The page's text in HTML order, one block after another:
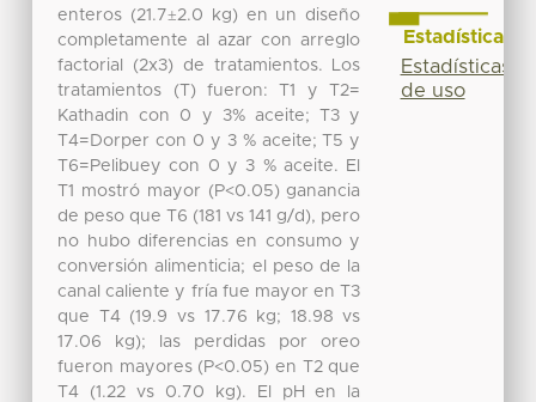
enteros (21.7±2.0 kg) en un diseño
completamente al azar con arreglo
factorial (2x3) de tratamientos. Los
tratamientos (T) fueron: T1 y T2=
Kathadin con 0 y 3% aceite; T3 y
T4=Dorper con 0 y 3 % aceite; T5 y
T6=Pelibuey con 0 y 3 % aceite. El
T1 mostró mayor (P<0.05) ganancia
de peso que T6 (181 vs 141 g/d), pero
no hubo diferencias en consumo y
conversión alimenticia; el peso de la
canal caliente y fría fue mayor en T3
que T4 (19.9 vs 17.76 kg; 18.98 vs
17.06 kg); las perdidas por oreo
fueron mayores (P<0.05) en T2 que
T4 (1.22 vs 0.70 kg). El pH en la
Estadísticas
Estadísticas
de uso